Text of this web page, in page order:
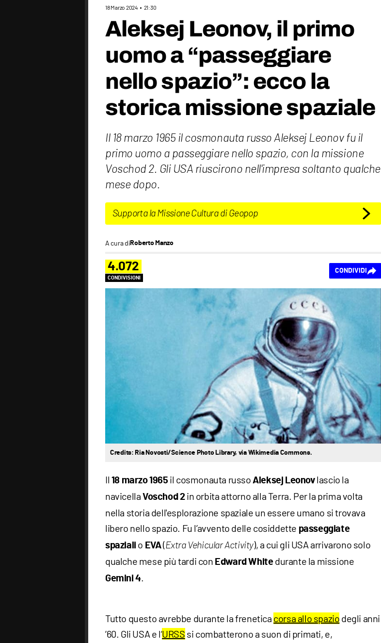
18 Marzo 2024 21:30
Aleksej Leonov, il primo
uomo a “passeggiare
nello spazio”: ecco la
storica missione spaziale
Il 18 marzo 1965 il cosmonauta russo Aleksej Leonov fu il
primo uomo a passeggiare nello spazio, con la missione
Voschod 2. Gli USA riuscirono nell'impresa soltanto qualche
mese dopo.
Supporta la Missione Cultura di Geopop
A cura diRoberto Manzo
4.072
CONDIVISIONI
CONDIVIDI
Credits: Ria Novosti/Science Photo Library, via Wikimedia Commons.
Il 18 marzo 1965il cosmonauta russo Aleksej Leonovlascio la
navicella Voschod 2in orbita attorno alla Terra. Per la prima volta
nella storia dell'esplorazione spaziale un essere umano si trovava
libero nello spazio. Fu l’avvento delle cosiddette passeggiate
spaziali o EVA(Extra Vehicular Activity), a cui gli USA arrivarono solo
qualche mese più tardi con Edward Whitedurante la missione
Gemini 4.
Tutto questo avrebbe durante la frenetica corsa allo spazio degli anni
’60. Gli USA e l’URSS si combatterono a suon di primati, e,